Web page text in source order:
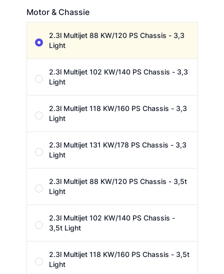
Motor & Chassie
2.3l Multijet 88 KW/120 PS Chassis - 3,3
Light
2.3l Multijet 102 KW/140 PS Chassis - 3,3
Light
2.3l Multijet 118 KW/160 PS Chassis - 3,3
Light
2.3l Multijet 131 KW/178 PS Chassis - 3,3
Light
2.3l Multijet 88 KW/120 PS Chassis - 3,5t
Light
2.3l Multijet 102 KW/140 PS Chassis -
3,5t Light
2.3l Multijet 118 KW/160 PS Chassis - 3,5t
Light